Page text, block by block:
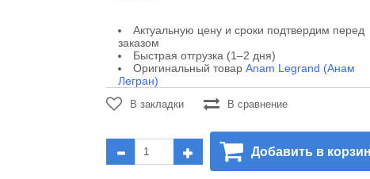
Актуальную цену и сроки подтвердим перед
заказом
Быстрая отгрузка (1–2 дня)
Оригинальный товар Anam Legrand (Анам
Легран)
В закладки В сравнение
Добавить в